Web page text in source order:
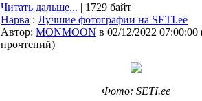
Читать дальше... | 1729 байт
Нарва : Лучшие фотографии на SETI.ee
Автор: MONMOON в 02/12/2022 07:00:00
прочтений)
Фото: SETI.ee